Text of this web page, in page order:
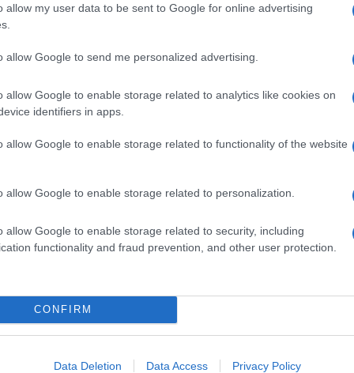
allow my user data to be sent to Google for online advertising
allow Google to send me personalized advertising.
allow Google to enable storage related to analytics like cookies on
identifiers in apps.
allow Google to enable storage related to functionality of the website
allow Google to enable storage related to personalization.
allow Google to enable storage related to security, including
functionality and fraud prevention, and other user protection.
CONFIRM
Data Deletion Data Access Privacy Policy
Sono stati trovati anche20 gatti e 7 caniper i
ricandidatura a sindaco”
sul GRA. Condannato il poliziotto”]
QUI
QUI